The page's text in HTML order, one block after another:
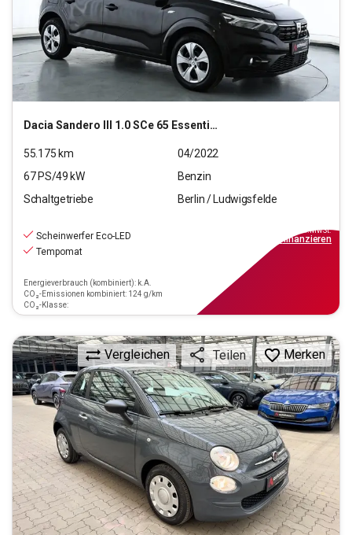
Dacia Sandero III 1.0 SCe 65 Essential (Euro 6d)
55.175 km
04/2022
67PS/49 kW
Benzin
Schaltgetriebe
Berlin / Ludwigsfelde
Scheinwerfer Eco-LED
Tempomat
Energieverbrauch (kombiniert): k.A.
CO₂-Emissionen kombiniert: 124 g/km
CO₂-Klasse:
inkl.MwSt.
finanzieren
Vergleichen Teilen Merken